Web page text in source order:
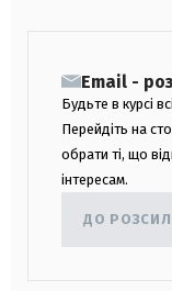
Email -
Будьте в курсі
Перейдіть на
обрати ті, що
інтересам.
ДО